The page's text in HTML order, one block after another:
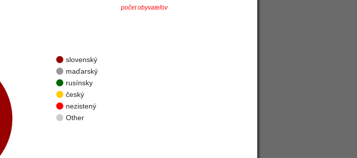
počet obyvateľov
slovenský
maďarský
rusínsky
český
nezistený
Other